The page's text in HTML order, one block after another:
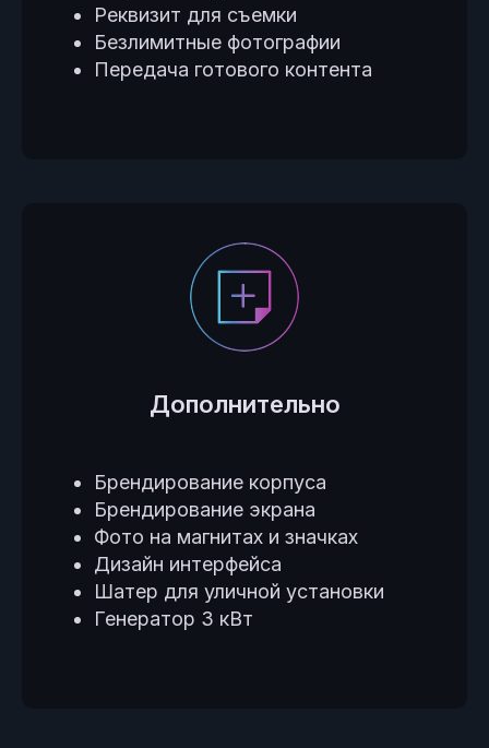
Реквизит для съемки
Безлимитные фотографии
Передача готового контента
Дополнительно
Брендирование корпуса
Брендирование экрана
Фото на магнитах и значках
Дизайн интерфейса
Шатер для уличной установки
Генератор 3 кВт